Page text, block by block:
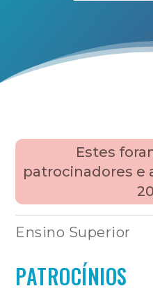
Estes
patrocinadores e
Ensino Superior
PATROCÍNIOS